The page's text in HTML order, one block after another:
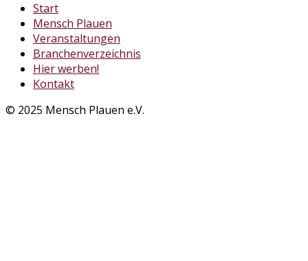
Start
Mensch Plauen
Veranstaltungen
Branchenverzeichnis
Hier werben!
Kontakt
© 2025 Mensch Plauen e.V.